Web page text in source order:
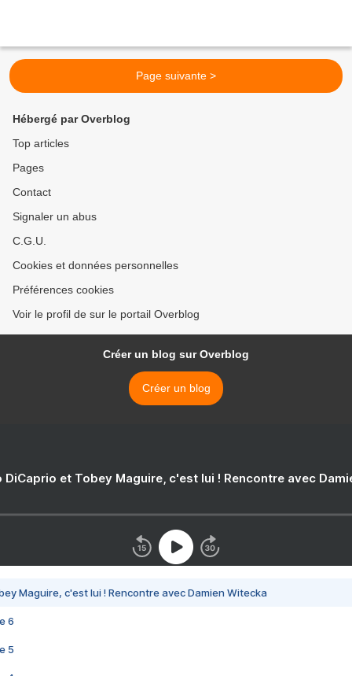
Page suivante >
Hébergé par Overblog
Top articles
Pages
Contact
Signaler un abus
C.G.U.
Cookies et données personnelles
Préférences cookies
Voir le profil de sur le portail Overblog
Créer un blog sur Overblog
Créer un blog
DiCaprio et Tobey Maguire, c'est lui ! Rencontre avec
Maguire, c'est lui ! Rencontre avec Damien Witecka
6
5